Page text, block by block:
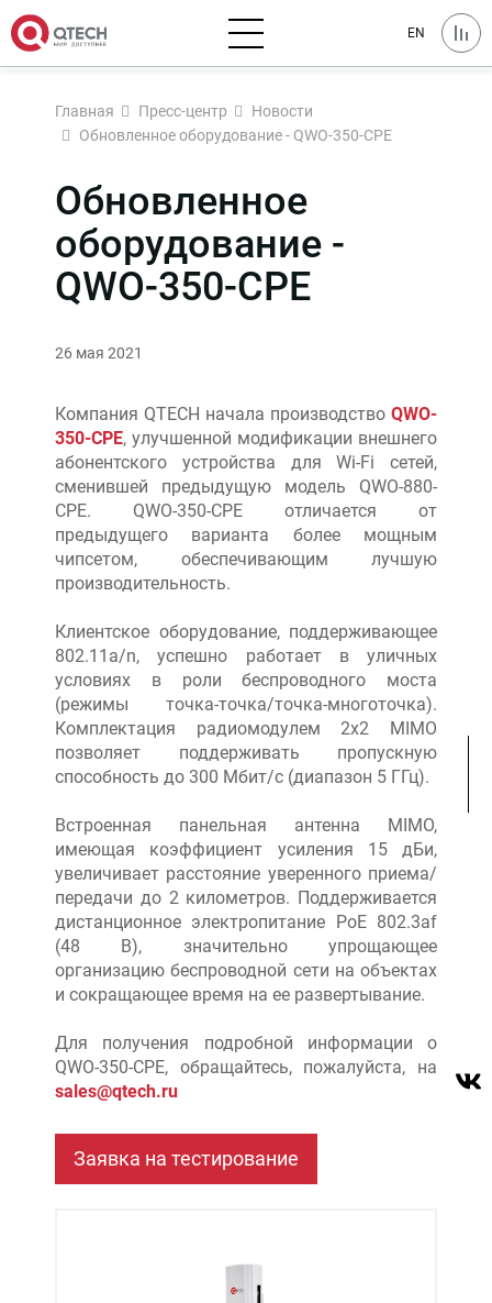
EN
Главная Пресс-центр
Новости
Обновленное оборудование - QWO-350-CPE
Обновленное
оборудование -
QWO-350-CPE
26 мая 2021
Компания QTECH начала производство QWO-
350-CPE, улучшенной модификации внешнего
абонентского устройства для Wi-Fi сетей,
сменившей предыдущую модель QWO-880-
CPE. QWO-350-CPE отличается от
предыдущего варианта более мощным
чипсетом, обеспечивающим лучшую
производительность.
Клиентское оборудование, поддерживающее
802.11a/n, успешно работает в уличных
условиях в роли беспроводного моста
(режимы точка-точка/точка-многоточка).
Комплектация радиомодулем 2x2 MIMO
позволяет поддерживать пропускную
способность до 300 Мбит/с (диапазон 5 ГГц).
Встроенная панельная антенна MIMO,
имеющая коэффициент усиления 15 дБи,
увеличивает расстояние уверенного приема/
передачи до 2 километров. Поддерживается
дистанционное электропитание PoE 802.3af
(48 В), значительно упрощающее
организацию беспроводной сети на объектах
и сокращающее время на ее развертывание.
Для получения подробной информации о
QWO-350-CPE, обращайтесь, пожалуйста, на
sales@qtech.ru